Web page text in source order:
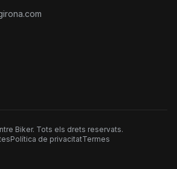
Biker. Tots els drets reservats.
Política de privacitatTermes